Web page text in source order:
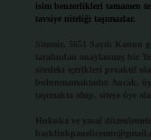
isim benzerlikleri tamamen
tavsiye niteliği taşımazlar.
Sitemiz, 5651 Sayılı
tarafından onaylanmış bir
sitedeki içerikleri proaktif
bulunmamaktadır. Ancak,
taşımakta olup, siteye üye
Hukuka ve yasal